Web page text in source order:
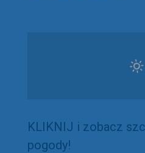
KLIKNIJ i zobacz
pogody!